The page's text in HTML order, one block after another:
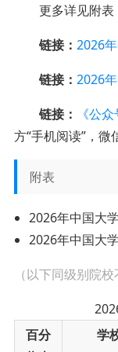
更多详见附表
链接： 2026
链接： 2026
链接：
《公
方“手机阅读”，
附表
2026年中国大
2026年中国大
（以下同级别院
百分
学